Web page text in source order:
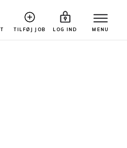
TILFØJ JOB LOG IND MENU